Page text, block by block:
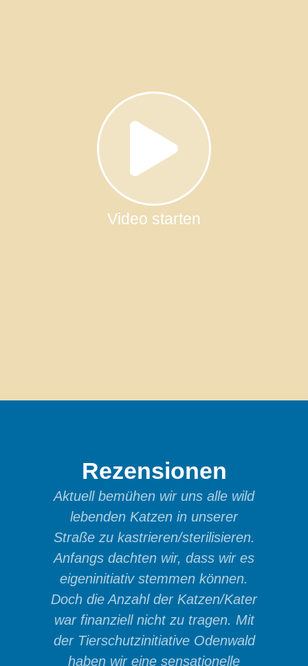
Video starten
Rezensionen
Aktuell bemühen wir uns alle wild
lebenden Katzen in unserer
Straße zu kastrieren/sterilisieren.
Anfangs dachten wir, dass wir es
eigeninitiativ stemmen können.
Doch die Anzahl der Katzen/Kater
war finanziell nicht zu tragen. Mit
der Tierschutzinitiative Odenwald
haben wir eine sensationelle